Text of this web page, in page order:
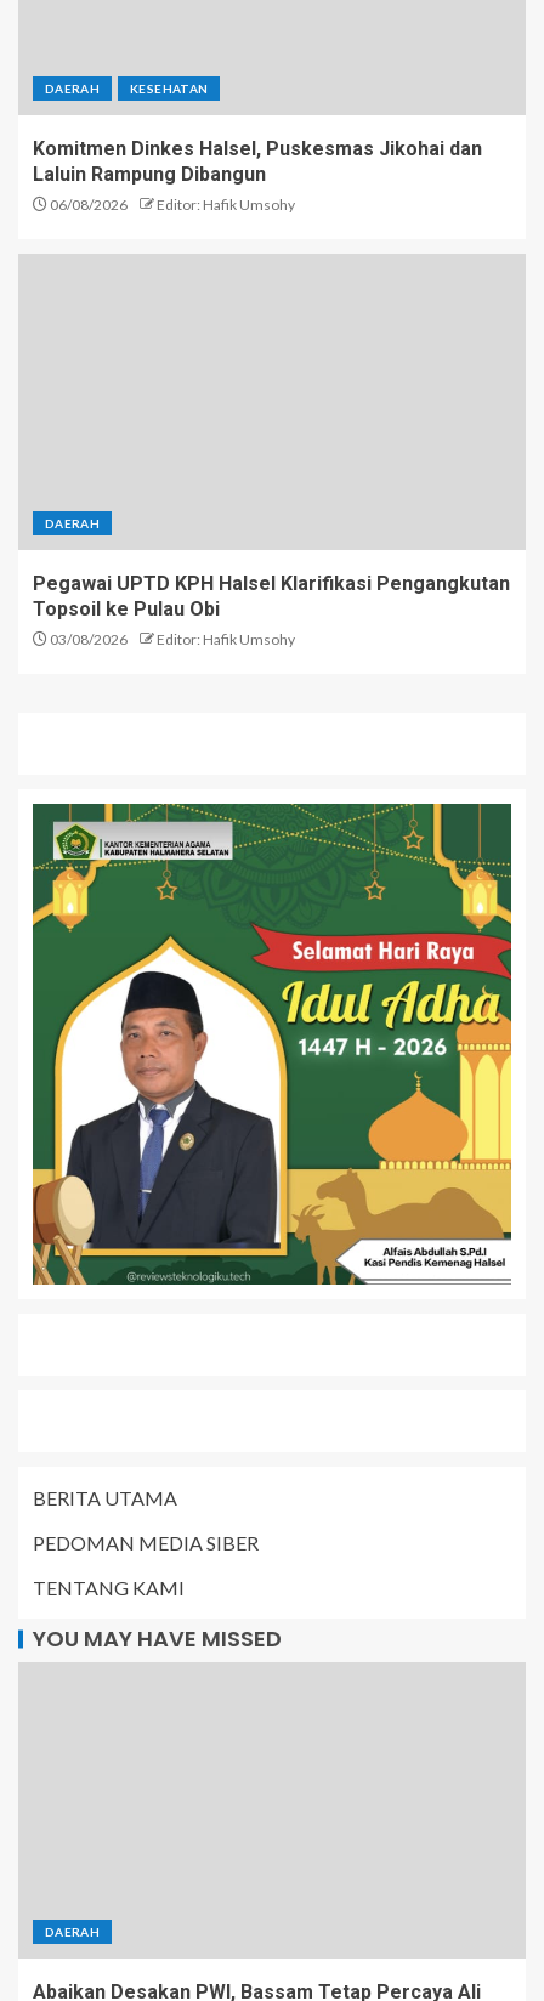
DAERAH KESEHATAN
Komitmen Dinkes Halsel, Puskesmas Jikohai dan
Laluin Rampung Dibangun
06/08/2026 Editor: Hafik Umsohy
DAERAH
Pegawai UPTD KPH Halsel Klarifikasi Pengangkutan
Topsoil ke Pulau Obi
03/08/2026 Editor: Hafik Umsohy
BERITA UTAMA
PEDOMAN MEDIA SIBER
TENTANG KAMI
YOU MAY HAVE MISSED
DAERAH
Abaikan Desakan PWI, Bassam Tetap Percaya Ali